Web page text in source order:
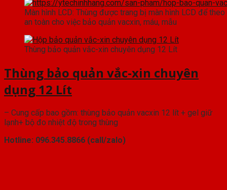
Màn hình LCD: Thùng được trang bị màn hình LCD để
an toàn cho việc bảo quản vacxin, máu, mẫu
Thùng bảo quản vắc-xin chuyên dụng 12 Lít
Thùng bảo quản vắc-xin chuyên
dụng 12 Lít
– Cung cấp bao gồm: thùng bảo quản vacxin 12 lít + gel giữ
lạnh+ bộ đo nhiệt độ trong thùng
Hotline: 096.345.8866 (call/zalo)